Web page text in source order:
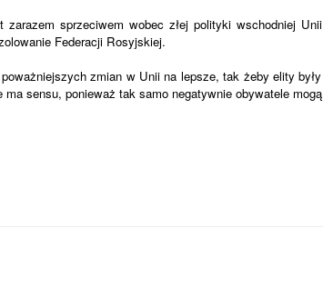
sprzeciwem wobec złej polityki wschodniej Unii
Federacji Rosyjskiej.
zmian w Unii na lepsze, tak żeby elity były
sensu, ponieważ tak samo negatywnie obywatele mogą